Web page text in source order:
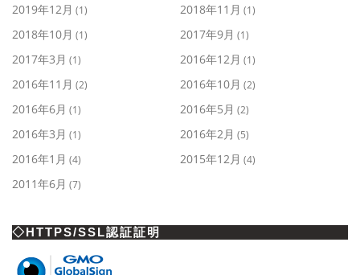
2019年12月 (1) 2018年11月 (1)
2018年10月 (1) 2017年9月 (1)
2017年3月 (1) 2016年12月 (1)
2016年11月 (2) 2016年10月 (2)
2016年6月 (1) 2016年5月 (2)
2016年3月 (1) 2016年2月 (5)
2016年1月 (4) 2015年12月 (4)
2011年6月 (7)
◇HTTPS/SSL認証証明